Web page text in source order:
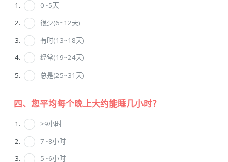
0~5天
很少(6~12天)
有时(13~18天)
经常(19~24天)
总是(25~31天)
四、您平均每个晚上大约能睡几小时？
≥9小时
7~8小时
5~6小时